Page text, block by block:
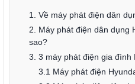
1. Về máy phát điện dân
2. Máy phát điện dân dụng
sao?
3. 3 máy phát điện gia đình
3.1 Máy phát điện